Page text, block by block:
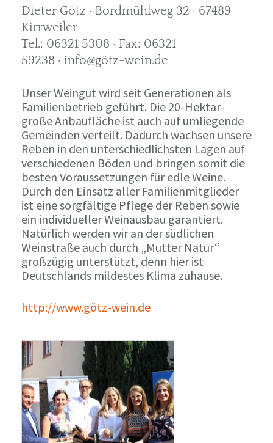
Dieter Götz · Bordmühlweg 32 · 67489
Kirrweiler
Tel.: 06321 5308 · Fax: 06321
59238 · info@götz-wein.de
Unser Weingut wird seit Generationen als
Familienbetrieb geführt. Die 20-Hektar-
große Anbaufläche ist auch auf umliegende
Gemeinden verteilt. Dadurch wachsen unsere
Reben in den unterschiedlichsten Lagen auf
verschiedenen Böden und bringen somit die
besten Voraussetzungen für edle Weine.
Durch den Einsatz aller Familienmitglieder
ist eine sorgfältige Pflege der Reben sowie
ein individueller Weinausbau garantiert.
Natürlich werden wir an der südlichen
Weinstraße auch durch „Mutter Natur“
großzügig unterstützt, denn hier ist
Deutschlands mildestes Klima zuhause.
http://www.götz-wein.de